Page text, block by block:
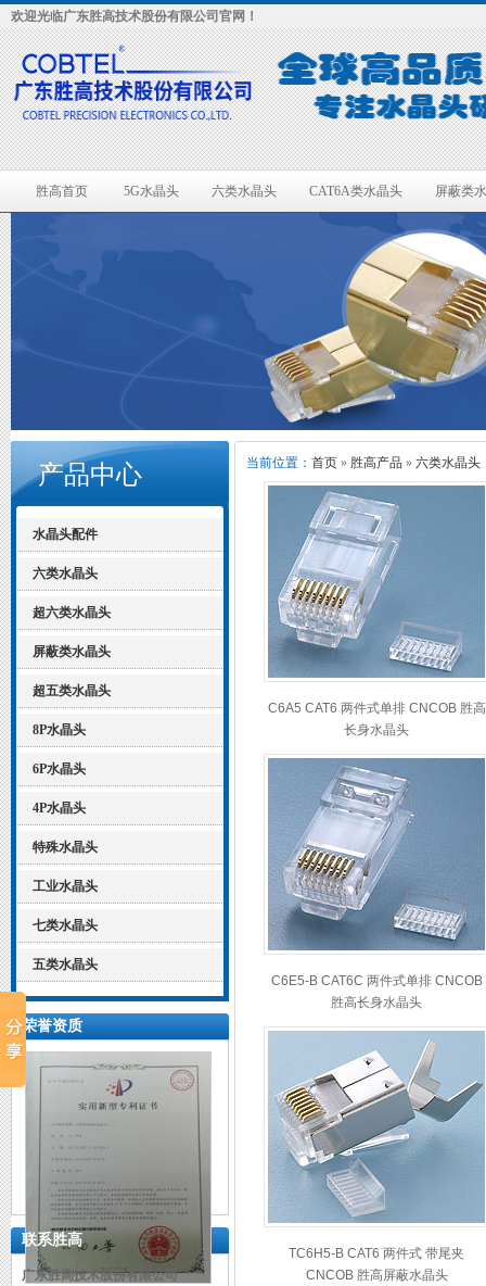
欢迎光临广东胜高技术股份有限公司官网！
胜高首页 5G水晶头 六类水晶头 CAT6A类水晶头 屏蔽类
联系胜高
产品中心
水晶头配件
六类水晶头
超六类水晶头
屏蔽类水晶头
超五类水晶头
8P水晶头
6P水晶头
4P水晶头
特殊水晶头
工业水晶头
七类水晶头
五类水晶头
荣誉资质
联系胜高
广东胜高技术股份有限公司
当前位置： 首页 » 胜高产品 » 六类水晶头
C6A5 CAT6 两件式单排 CNCOB 胜高
长身水晶头
C6E5-B CAT6C 两件式单排 CNCOB
胜高长身水晶头
TC6H5-B CAT6 两件式 带尾夹
CNCOB 胜高屏蔽水晶头